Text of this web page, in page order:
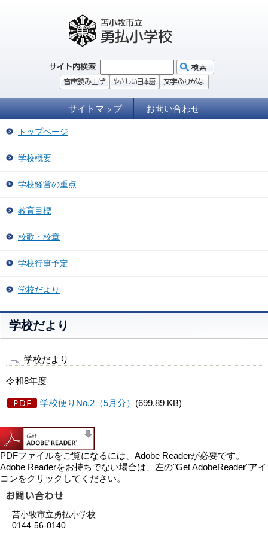
サイトマップ お問い合わせ
トップページ
学校概要
学校経営の重点
教育目標
校歌・校章
学校行事予定
学校だより
学校だより
学校だより
令和8年度
学校便りNo.2（5月分） (699.89 KB)
PDFファイルをご覧になるには、Adobe Readerが必要です。
Adobe Readerをお持ちでない場合は、左の"Get AdobeReader"アイ
コンをクリックしてください。
苫小牧市立勇払小学校
0144-56-0140